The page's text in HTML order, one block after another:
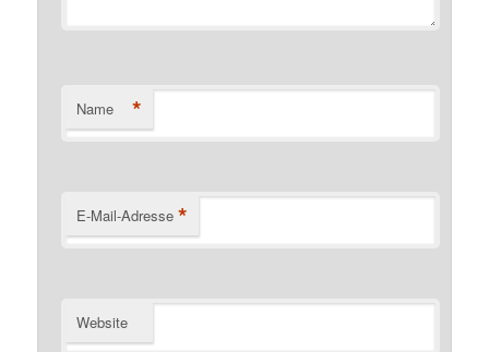
Name *
E-Mail-Adresse *
Website